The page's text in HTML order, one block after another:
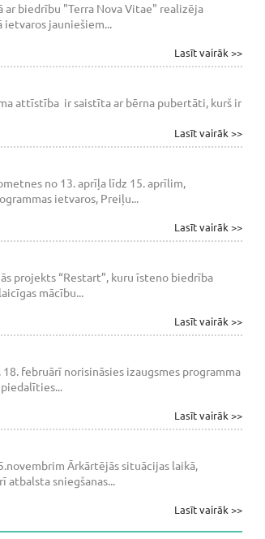
ar biedrību "Terra Nova Vitae" realizēja
jauniešiem...
Lasīt vairāk >>
attīstība ir saistīta ar bērna pubertāti, kurš ir
Lasīt vairāk >>
no 13. aprīļa līdz 15. aprīlim,
ietvaros, Preiļu...
Lasīt vairāk >>
projekts “Restart”, kuru īsteno biedrība
mācību...
Lasīt vairāk >>
februārī norisināsies izaugsmes programma
piedalīties...
Lasīt vairāk >>
Ārkārtējās situācijas laikā,
atbalsta sniegšanas...
Lasīt vairāk >>